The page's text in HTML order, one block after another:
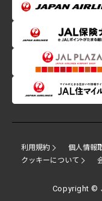
利用規約 個人情報
クッキーについて
Copyright ©